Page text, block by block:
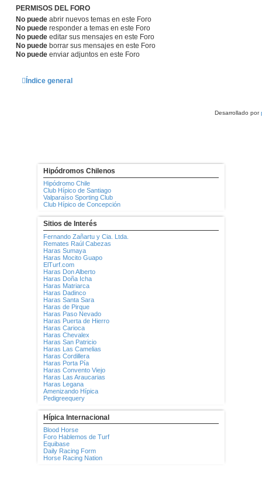
PERMISOS DEL FORO
No puede abrir nuevos temas en este Foro
No puede responder a temas en este Foro
No puede editar sus mensajes en este Foro
No puede borrar sus mensajes en este Foro
No puede enviar adjuntos en este Foro
Índice general
Desarrollado por
Hipódromos Chilenos
Hipódromo Chile
Club Hípico de Santiago
Valparaíso Sporting Club
Club Hípico de Concepción
Sitios de Interés
Fernando Zañartu y Cia. Ltda.
Remates Raúl Cabezas
Haras Sumaya
Haras Mocito Guapo
ElTurf.com
Haras Don Alberto
Haras Doña Icha
Haras Matriarca
Haras Dadinco
Haras Santa Sara
Haras de Pirque
Haras Paso Nevado
Haras Puerta de Hierro
Haras Carioca
Haras Chevalex
Haras San Patricio
Haras Las Camelias
Haras Cordillera
Haras Porta Pía
Haras Convento Viejo
Haras Las Araucarias
Haras Legana
Amenizando Hípica
Pedigreequery
Hípica Internacional
Blood Horse
Foro Hablemos de Turf
Equibase
Daily Racing Form
Horse Racing Nation